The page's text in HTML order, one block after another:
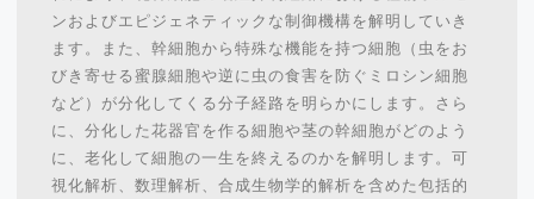
ンおよびエピジェネティックな制御機構を解明していき
ます。また、幹細胞から特殊な機能を持つ細胞（虫をお
びき寄せる蜜腺細胞や逆に虫の食害を防ぐミロシン細胞
など）が分化してくる分子経路を明らかにします。さら
に、分化した花器官を作る細胞や茎の幹細胞がどのよう
に、老化して細胞の一生を終えるのかを解明します。可
視化解析、数理解析、合成生物学的解析を含めた包括的